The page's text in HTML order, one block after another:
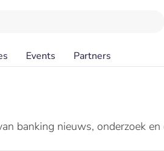
Events Partners
banking nieuws, onderzoek